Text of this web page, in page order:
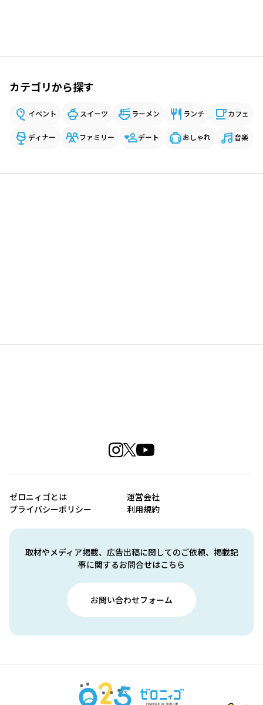
カテゴリから探す
イベント スイーツ ラーメン ランチ カフェ
ディナー ファミリー デート おしゃれ 音楽
取材やメディア掲載、広告出稿に関してのご依頼、掲載記
事に関するお問合せはこちら
お問い合わせフォーム
ゼロニィゴとは
運営会社
プライバシーポリシー
利用規約